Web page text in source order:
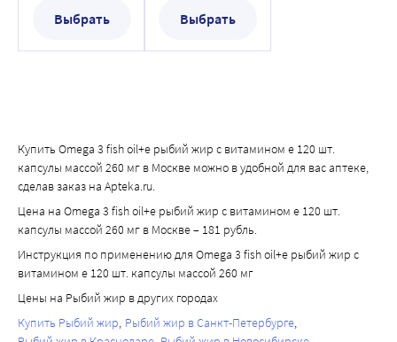
Выбрать
Выбрать
Купить Omega 3 fish oil+e рыбий жир с витамином е 120 шт.
капсулы массой 260 мг в Москве можно в удобной для вас аптеке,
сделав заказ на Apteka.ru.
Цена на Omega 3 fish oil+e рыбий жир с витамином е 120 шт.
капсулы массой 260 мг в Москве – 181 рубль.
Инструкция по применению для Omega 3 fish oil+e рыбий жир с
витамином е 120 шт. капсулы массой 260 мг
Цены на Рыбий жир в других городах
Купить Рыбий жир Рыбий жир в Санкт-Петербурге